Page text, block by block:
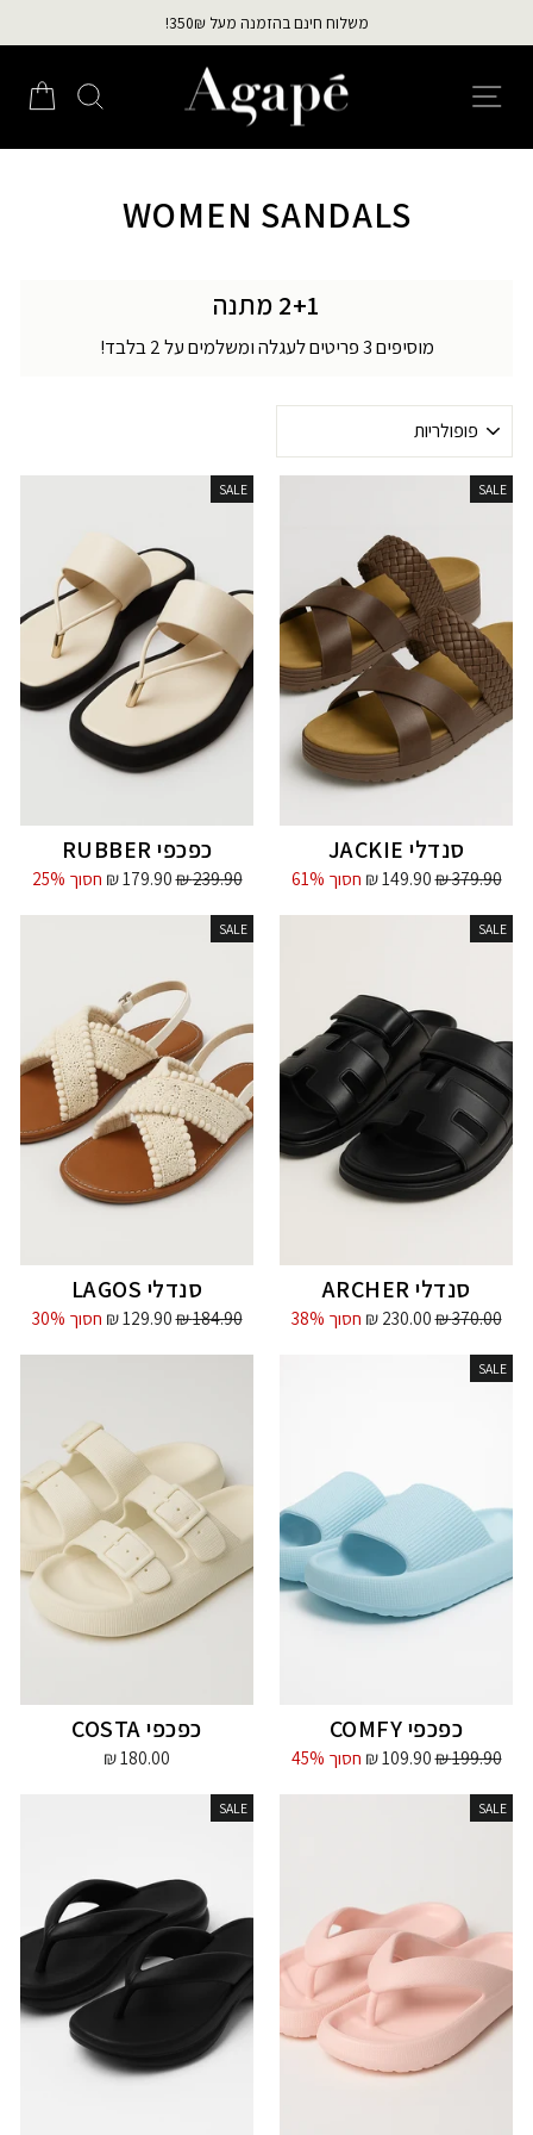
לתוכן
עצירת
מצגת
משלוח חינם בהזמנה מעל 350₪!
חיפוש
WOMEN SANDALS
2+1 מתנה
מוסיפים 3 פריטים לעגלה ומשלמים על 2 בלבד!
לפי
SALE
סנדלי JACKIE
מחיר
379.90 ₪
מחיר
149.90 ₪ חסוך 61%
SALE
כפכפי RUBBER
מחיר
239.90 ₪
מחיר
179.90 ₪ חסוך 25%
SALE
סנדלי ARCHER
מחיר
370.00 ₪
מחיר
230.00 ₪ חסוך 38%
SALE
סנדלי LAGOS
מחיר
184.90 ₪
מחיר
129.90 ₪ חסוך 30%
SALE
כפכפי COMFY
מחיר
199.90 ₪
מחיר
109.90 ₪ חסוך 45%
כפכפי COSTA
180.00 ₪
SALE
SALE